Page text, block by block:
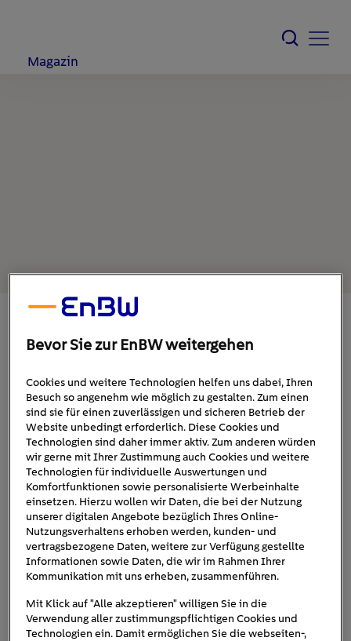
Magazin
5. November 2020 1min
tageslichtlampen-
schreibtisch-junge
Bevor Sie zur EnBW weitergehen
Cookies und weitere Technologien helfen uns dabei, Ihren
Besuch so angenehm wie möglich zu gestalten. Zum einen
sind sie für einen zuverlässigen und sicheren Betrieb der
Website unbedingt erforderlich. Diese Cookies und
Technologien sind daher immer aktiv. Zum anderen würden
wir gerne mit Ihrer Zustimmung auch Cookies und weitere
Technologien für individuelle Auswertungen und
Komfortfunktionen sowie personalisierte Werbeinhalte
einsetzen. Hierzu wollen wir Daten, die bei der Nutzung
unserer digitalen Angebote bezüglich Ihres Online-
Nutzungsverhaltens erhoben werden, kunden- und
vertragsbezogene Daten, weitere zur Verfügung gestellte
Informationen sowie Daten, die wir im Rahmen Ihrer
Kommunikation mit uns erheben, zusammenführen.
Mit Klick auf "Alle akzeptieren" willigen Sie in die
Verwendung aller zustimmungspflichtigen Cookies und
Technologien ein. Damit ermöglichen Sie die webseiten-,